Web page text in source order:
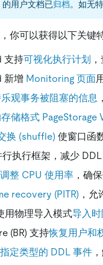
的用户文档已归档。如无
你可以获得以下关键
支持可视化执行计划
新增 Monitoring 页面
观事务被阻塞的信息
储格式 PageStorage
换 (shuffle) 使窗口函
执行框架，减少 DDL
整 CPU 使用率 ，确
recovery (PITR) ，
用物理导入模式导入
(BR) 支持恢复用户和
定类型的 DDL 事件